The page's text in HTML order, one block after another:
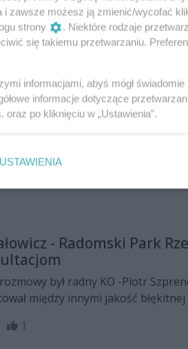
ŚDP w powiecie
Za radomskie projekty
Radia Rekord i Telewizji
Rafał Rajkowski, który
na Mazowszu.
- Radomski Park
KO -Piotr Szprendałowicz. W
między innymi jakość
1
i zawsze możesz ją zmienić/wycofać
strony
. Niektóre rodzaje
się takiemu przetwarzaniu.
informacjami, abyś mógł
informacje dotyczące
. oraz po kliknięciu w „Ustawienia”.
USTAWIENIA